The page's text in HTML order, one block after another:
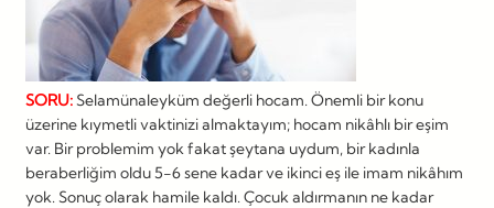
SORU:Selamünaleyküm değerli hocam. Önemli bir konu
üzerine kıymetli vaktinizi almaktayım; hocam nikâhlı bir eşim
var. Bir problemim yok fakat şeytana uydum, bir kadınla
beraberliğim oldu 5-6 sene kadar ve ikinci eş ile imam nikâhım
yok. Sonuç olarak hamile kaldı. Çocuk aldırmanın ne kadar